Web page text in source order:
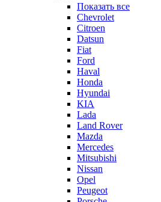
Показать все
Chevrolet
Citroen
Datsun
Fiat
Ford
Haval
Honda
Hyundai
KIA
Lada
Land Rover
Mazda
Mercedes
Mitsubishi
Nissan
Opel
Peugeot